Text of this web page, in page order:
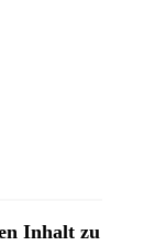
Inhalt zu